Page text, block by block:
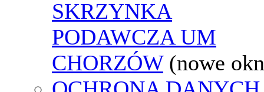
SKRZYNKA
PODAWCZA UM
CHORZÓW (nowe